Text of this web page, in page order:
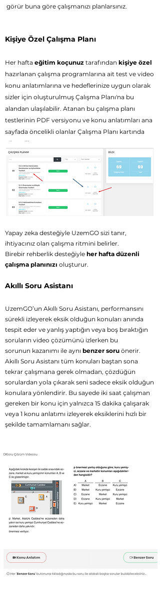
görür buna göre çalışmanızı planlarsınız.
Kişiye Özel Çalışma Planı
Her hafta eğitim koçunuz tarafından kişiye özel
hazırlanan çalışma programlarına ait test ve video
konu anlatımlarına ve hedeflerinize uygun olarak
sizler için oluşturulmuş Çalışma Planı'na bu
alandan ulaşılabilir. Atanan bu çalışma planı
testlerinin PDF versiyonu ve konu anlatımları ana
sayfada öncelikli olanlar Çalışma Planı kartında
gösterilir.
Yeşil düğmeye tıklandığında ata
nan teste giriş
yapabilirsiniz.
Yapay zeka desteğiyle UzemGO sizi tanır,
ihtiyacınız olan çalışma ritmini belirler.
Birebir rehberlik desteğiyle her hafta düzenli
çalışma planınızı oluşturur.
Akıllı Soru Asistanı
UzemGO’un Akıllı Soru Asistanı, performansını
sürekli izleyerek eksik olduğun konuları anında
tespit eder ve yanlış yaptığın veya boş bıraktığın
soruların video çözümünü izlerken bu
sorunun kazanımı ile aynı benzer soru önerir.
Akıllı Soru Asistanı tüm konuları baştan sona
tekrar çalışmana gerek olmadan, çözdüğün
sorulardan yola çıkarak seni sadece eksik olduğun
konulara yönlendirir. Bu sayede iki saat çalışman
gereken bir konu için yalnızca 15 dakika çalışarak
veya 1 konu anlatımı izleyerek eksiklerini hızlı bir
şekilde tamamlamanı sağlar.